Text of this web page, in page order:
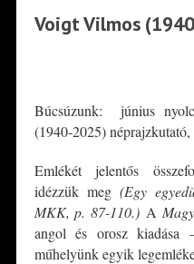
Voigt Vilmos
Búcsúzunk: június
(1940-2025)
Emlékét jelentős
idézzük meg (Egy
MKK, p. 87-110.) A
angol és orosz kiadása
műhelyünk egyik